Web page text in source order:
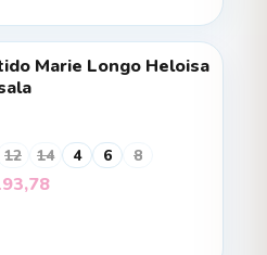
Marie Longo Heloisa
12 14 4 6 8